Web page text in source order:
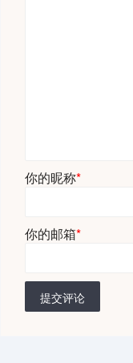
你的昵称*
你的邮箱*
提交评论